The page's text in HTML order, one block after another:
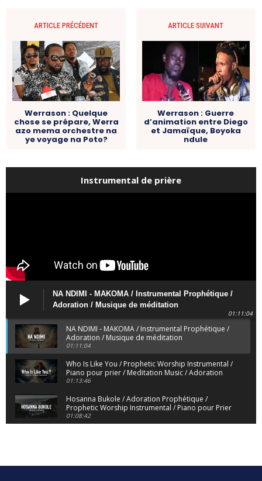
ARTICLE PRÉCÉDENT
Werrason : Quelque
chose se prépare, Werra
azo mema orchestre na
ye voyage na Poto?
ARTICLE SUIVANT
Werrason : Guerre
d’animation entre Diego
et Jamaïque, Boyoka
ndule
Instrumental de prière
NA NDIMI - MAKOMA / Instrumental Prophétique /
Adoration / Musique de méditation
01:11:04
NA NDIMI - MAKOMA / Instrumental Prophétique /
Adoration / Musique de méditation
01:11:04
Who Is Like You / Prophetic Worship Instrumental /
Piano pour prier / Meditation Music / Adoration
01:13:46
Hosanna Bukole / Adoration Prophétique /
Prophetic Worship Instrumental / Piano pour Prier
01:08:42
Dieu de Secours - God of Rescue / Adoration